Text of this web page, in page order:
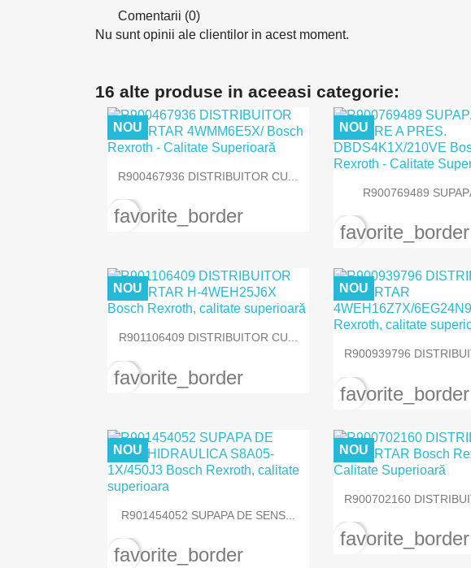
Comentarii (0)
Nu sunt opinii ale clientilor in acest moment.
16 alte produse in aceeasi categorie:
 Vizualizare rapida
R900467936 DISTRIBUITOR CU...
NOU
favorite_border
 Vizualizare
R900769489
NOU
favorite_border
 Vizualizare rapida
R901106409 DISTRIBUITOR CU...
NOU
favorite_border
 Vizualizare
R900939796
NOU
favorite_border
 Vizualizare rapida
R901454052 SUPAPA DE SENS...
NOU
favorite_border
 Vizualizare
R900702160
NOU
favorite_border